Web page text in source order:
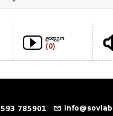
ვიდეო
(0)
593 785901